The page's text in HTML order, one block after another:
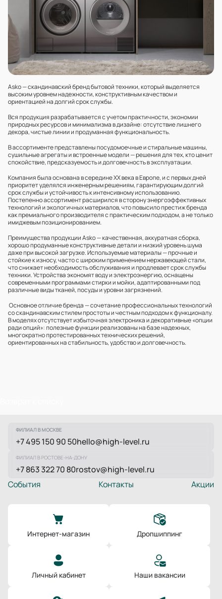
Asko — скандинавский бренд бытовой техники, который выделяется
высоким уровнем надежности, конструктивным качеством и
ориентацией на долгий срок службы.
Вся продукция разрабатывается с учетом практичности, экономии
природных ресурсов и минимализма в дизайне: отсутствие лишнего
декора, чистые линии и продуманная функциональность.
В ассортименте представлены посудомоечные и стиральные машины,
сушильные агрегаты и встроенные модели — решения для тех, кто ценит
спокойствие, предсказуемость и долговечность в эксплуатации.
Компания была основана в середине XX века в Европе, и с первых дней
приоритет уделялся инженерным решениям, гарантирующим долгий
срок службы и устойчивость к интенсивному использованию.
Постепенно ассортимент расширился в сторону энергоэффективных
технологий и экологичных материалов, что повысило престиж бренда
как премиального производителя с практическим подходом, а не только
имиджевым позиционированием.
Преимущества продукции Asko — качественная, аккуратная сборка,
хорошо продуманные конструктивные детали и низкий уровень шума
даже при высокой загрузке. Используемые материалы — прочные и
стойкие к износу, часто с широким применением нержавеющей стали,
что снижает необходимость обслуживания и продлевает срок службы
техники. Устройства экономят воду и электроэнергию, оснащены
современными программами стирки и мойки, адаптированными под
различные виды тканей, посуды и уровни загрязнений.
Основное отличие бренда — сочетание профессиональных технологий
со скандинавским стилем простоты и честным подходом к функционалу.
В моделях отсутствует избыточная электроника и декоративные «опции
ради опций»: полезные функции реализованы на базе надежных,
многократно протестированных технических решений,
ориентированных на стабильность, удобство и долговечность.
ФИЛИАЛ В МОСКВЕ
+7 495 150 90 50hello@high-level.ru
ФИЛИАЛ В РОСТОВЕ-НА-ДОНУ
+7 863 322 70 80rostov@high-level.ru
Акции
События Контакты
Интернет-магазин Дропшиппинг
Личный кабинет Наши вакансии